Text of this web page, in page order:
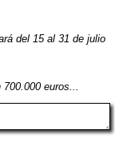
del 15 al 31 de julio
euros...